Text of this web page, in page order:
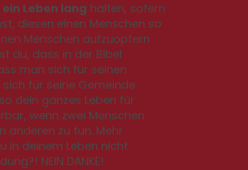
ein Leben lang halten, sofern
diesen einen Menschen so
Menschen aufzuopfern
du, dass in der Bibel
man sich für seinen
für seine Gemeinde
dein ganzes Leben für
wenn zwei Menschen
anderen zu tun. Mehr
in deinem Leben nicht
NEIN DANKE!